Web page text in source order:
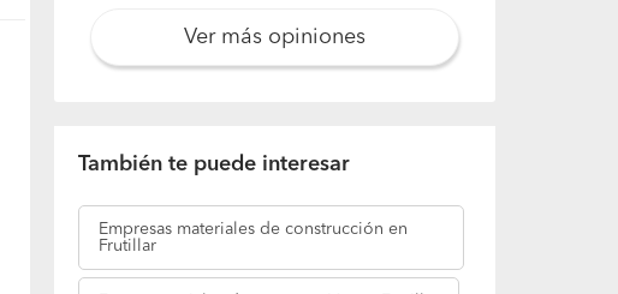
Ver más opiniones
Empresas
Frutillar